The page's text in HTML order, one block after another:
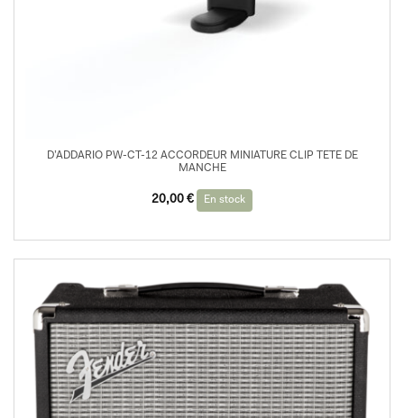
D’ADDARIO PW-CT-12 ACCORDEUR MINIATURE CLIP TETE DE
MANCHE
20,00 € En stock